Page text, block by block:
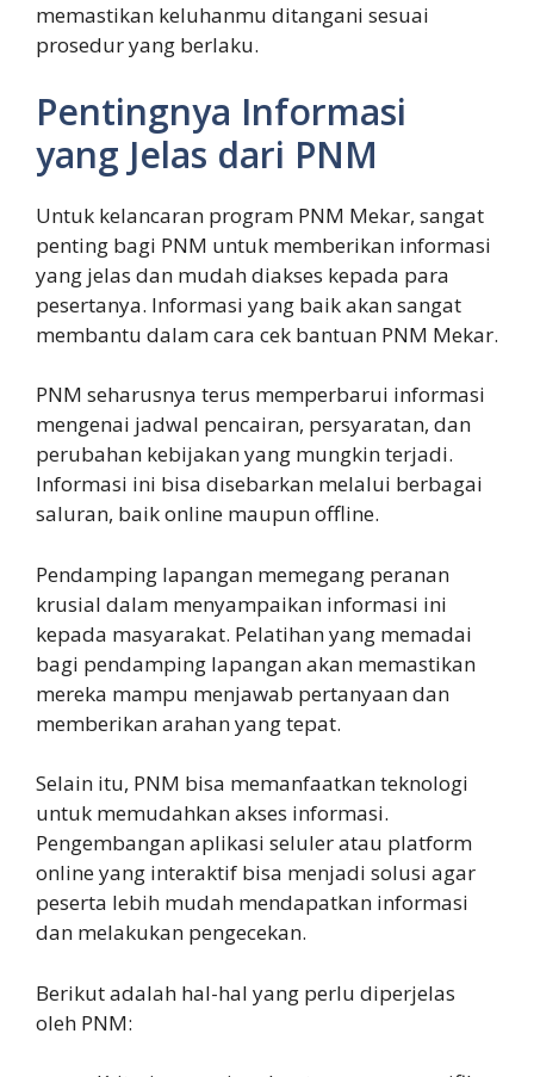
memastikan keluhanmu ditangani sesuai
prosedur yang berlaku.
Pentingnya Informasi
yang Jelas dari PNM
Untuk kelancaran program PNM Mekar, sangat
penting bagi PNM untuk memberikan informasi
yang jelas dan mudah diakses kepada para
pesertanya. Informasi yang baik akan sangat
membantu dalam cara cek bantuan PNM Mekar.
PNM seharusnya terus memperbarui informasi
mengenai jadwal pencairan, persyaratan, dan
perubahan kebijakan yang mungkin terjadi.
Informasi ini bisa disebarkan melalui berbagai
saluran, baik online maupun offline.
Pendamping lapangan memegang peranan
krusial dalam menyampaikan informasi ini
kepada masyarakat. Pelatihan yang memadai
bagi pendamping lapangan akan memastikan
mereka mampu menjawab pertanyaan dan
memberikan arahan yang tepat.
Selain itu, PNM bisa memanfaatkan teknologi
untuk memudahkan akses informasi.
Pengembangan aplikasi seluler atau platform
online yang interaktif bisa menjadi solusi agar
peserta lebih mudah mendapatkan informasi
dan melakukan pengecekan.
Berikut adalah hal-hal yang perlu diperjelas
oleh PNM: